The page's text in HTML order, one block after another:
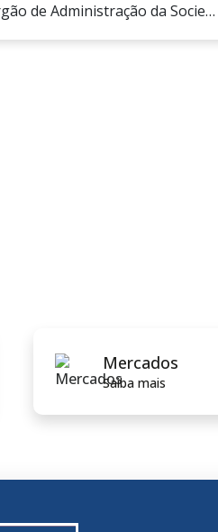
Relatório do Órgão de Administração da Sociedade Visada
Mercados
Saiba mais